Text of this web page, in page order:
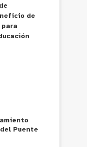
de
Puente